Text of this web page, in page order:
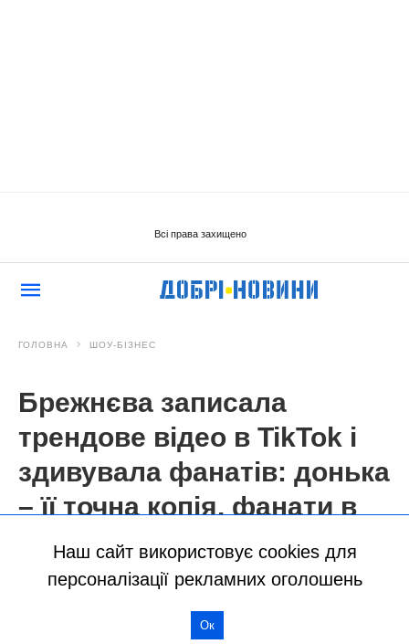
Наш сайт використовує cookies для
персоналізації рекламних оголошень
Ок